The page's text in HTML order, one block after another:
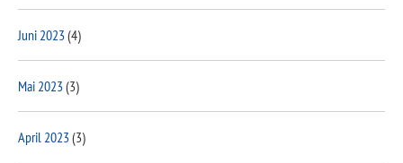
Juni 2023(4)
Mai 2023(3)
April 2023(3)